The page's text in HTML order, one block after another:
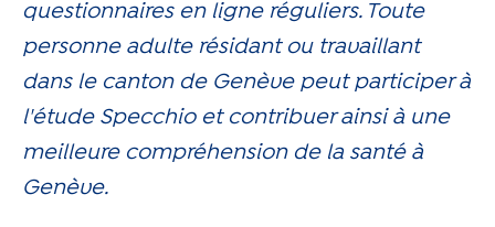
questionnaires en ligne réguliers. Toute
personne adulte résidant ou travaillant
dans le canton de Genève peut participer à
l'étude Specchio et contribuer ainsi à une
meilleure compréhension de la santé à
Genève.